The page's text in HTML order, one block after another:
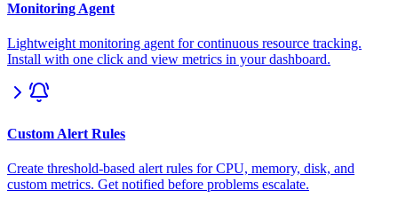
Monitoring Agent
Lightweight monitoring agent for continuous resource tracking.
Install with one click and view metrics in your dashboard.
Custom Alert Rules
Create threshold-based alert rules for CPU, memory, disk, and
custom metrics. Get notified before problems escalate.